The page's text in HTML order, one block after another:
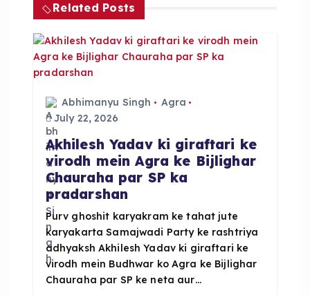
g
a
Related Posts
Abhimanyu Singh
Agra
July 22, 2026
Akhilesh Yadav ki giraftari ke
virodh mein Agra ke Bijlighar
Chauraha par SP ka
pradarshan
Purv ghoshit karyakram ke tahat jute
karyakarta Samajwadi Party ke rashtriya
adhyaksh Akhilesh Yadav ki giraftari ke
virodh mein Budhwar ko Agra ke Bijlighar
Chauraha par SP ke neta aur…